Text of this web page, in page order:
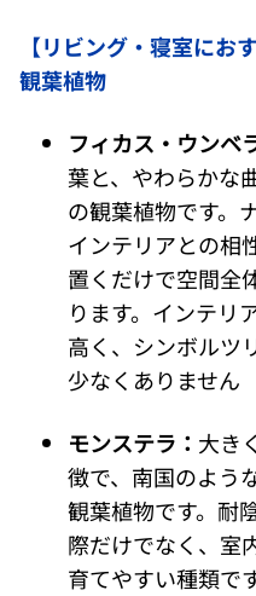
【リビング・寝室にお
観葉植物
フィカス・ウンベ
葉と、やわらかな
の観葉植物です。
インテリアとの相
置くだけで空間全
ります。インテリ
高く、シンボルツ
少なくありません
モンステラ： 大き
徴で、南国のよう
観葉植物です。耐
際だけでなく、室
育てやすい種類で